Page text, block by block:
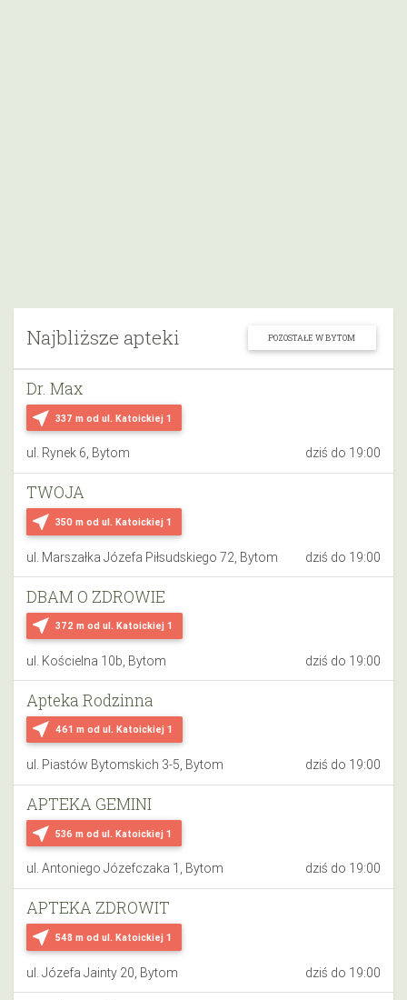
Najbliższe apteki POZOSTAŁE W BYTOM
near_me 337 m od ul. Katoickiej 1
Dr. Max
ul. Rynek 6, Bytom dziś do 19:00
near_me 350 m od ul. Katoickiej 1
TWOJA
ul. Marszałka Józefa Piłsudskiego 72, Bytom dziś do 19:00
near_me 372 m od ul. Katoickiej 1
DBAM O ZDROWIE
ul. Kościelna 10b, Bytom dziś do 19:00
near_me 461 m od ul. Katoickiej 1
Apteka Rodzinna
ul. Piastów Bytomskich 3-5, Bytom dziś do 19:00
near_me 536 m od ul. Katoickiej 1
APTEKA GEMINI
ul. Antoniego Józefczaka 1, Bytom dziś do 19:00
near_me 548 m od ul. Katoickiej 1
APTEKA ZDROWIT
ul. Józefa Jainty 20, Bytom dziś do 19:00